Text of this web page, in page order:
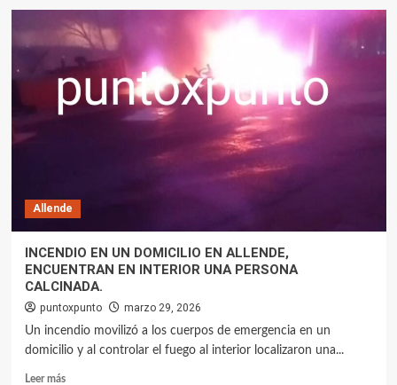
Allende
INCENDIO EN UN DOMICILIO EN ALLENDE,
ENCUENTRAN EN INTERIOR UNA PERSONA
CALCINADA.
puntoxpunto marzo 29, 2026
Un incendio movilizó a los cuerpos de emergencia en un
domicilio y al controlar el fuego al interior localizaron una...
Leer más